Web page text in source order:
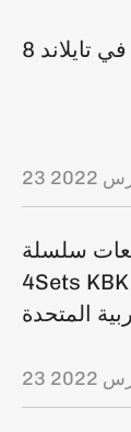
تايلاند
2022
سلسلة
4Sets KBK للبيع في
المتحدة
2022